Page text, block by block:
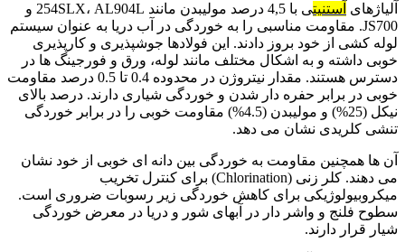
آلیاژهای آستنیت
ی با 4,5 درصد مولیبدن مانند 254SLX، AL904L و
JS700. مقاومت مناسبی را به خوردگی در آب دریا به عنوان سیستم
لوله کشی از خود بروز دادند. این فولادها جوشپذیری و کارپذیری
خوبی داشته و به اشکال مختلف مانند لوله، ورق و فورجینگ ها در
دسترس هستند. مقدار نیتروژن در محدوده 0.4 تا 0.5 درصد مقاومت
خوبی در برابر حفره دار شدن و خوردگی شیاری دارند. درصد بالای
نیکل (25%) و مولیبدن (4.5%) مقاومت خوبی را در برابر خوردگی
تنشی کلریدی نشان می دهد.
آن ها همچنین مقاومت به خوردگی بین دانه ای خوبی از خود نشان
می دهند. کلر زنی (Chlorination) برای کنترل تخریب
میکروبیولوژیکی برای کاهش خوردگی زیر رسوبات ضروری است.
سطوح فلنج و واشر دار در آبهای شور و دریا در معرض خوردگی
شیار قرار دارند.